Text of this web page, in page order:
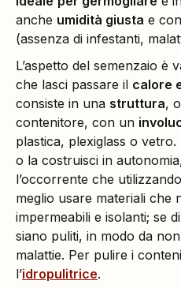
anche umidità giusta e
(assenza di infestanti,
L’aspetto del semenzaio è
che lasci passare il calore
consiste in una struttura,
contenitore, con un
plastica, plexiglass o vetro.
o la costruisci in
l’occorrente che
meglio usare materiali che
impermeabili e isolanti; se
siano puliti, in modo da
malattie. Per pulire i
l’idropulitrice.